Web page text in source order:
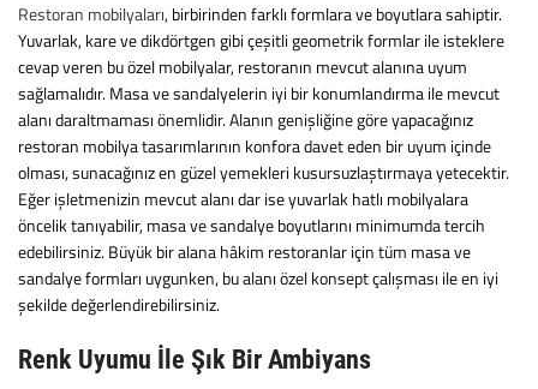
Restoran mobilyaları, birbirinden farklı formlara ve boyutlara sahiptir.
Yuvarlak, kare ve dikdörtgen gibi çeşitli geometrik formlar ile isteklere
cevap veren bu özel mobilyalar, restoranın mevcut alanına uyum
sağlamalıdır. Masa ve sandalyelerin iyi bir konumlandırma ile mevcut
alanı daraltmaması önemlidir. Alanın genişliğine göre yapacağınız
restoran mobilya tasarımlarının konfora davet eden bir uyum içinde
olması, sunacağınız en güzel yemekleri kusursuzlaştırmaya yetecektir.
Eğer işletmenizin mevcut alanı dar ise yuvarlak hatlı mobilyalara
öncelik tanıyabilir, masa ve sandalye boyutlarını minimumda tercih
edebilirsiniz. Büyük bir alana hâkim restoranlar için tüm masa ve
sandalye formları uygunken, bu alanı özel konsept çalışması ile en iyi
şekilde değerlendirebilirsiniz.
Renk Uyumu İle Şık Bir Ambiyans